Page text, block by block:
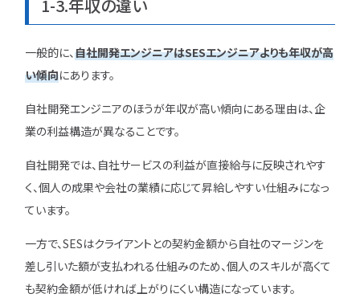
1-3.年収の違い
一般的に、自社開発エンジニアはSESエンジニアよりも年収が高
い傾向にあります。
自社開発エンジニアのほうが年収が高い傾向にある理由は、企
業の利益構造が異なることです。
自社開発では、自社サービスの利益が直接給与に反映されやす
く、個人の成果や会社の業績に応じて昇給しやすい仕組みになっ
ています。
一方で、SESはクライアントとの契約金額から自社のマージンを
差し引いた額が支払われる仕組みのため、個人のスキルが高くて
も契約金額が低ければ上がりにくい構造になっています。